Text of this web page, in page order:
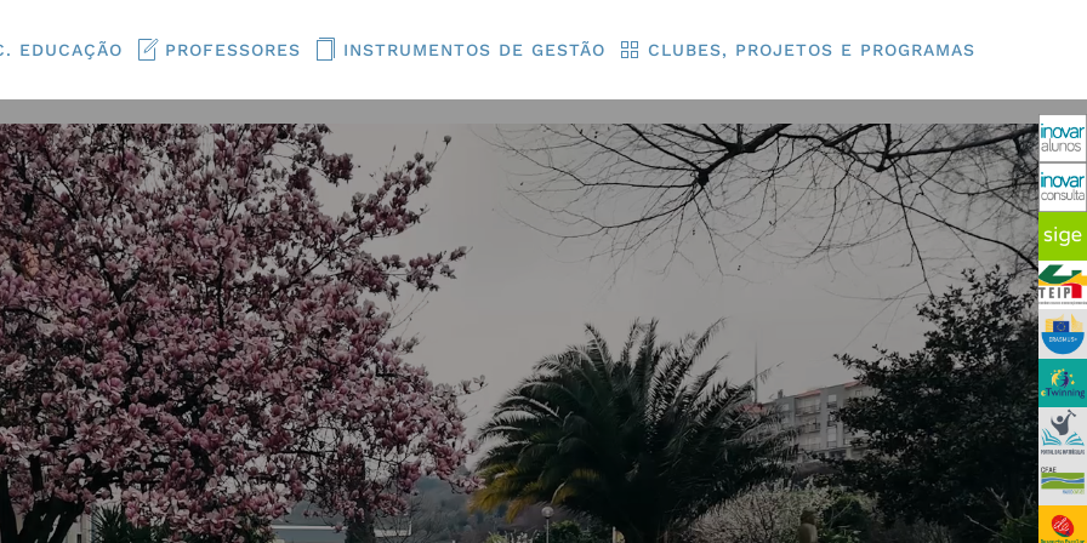
EDUCAÇÃO PROFESSORES INSTRUMENTOS DE GESTÃO CLUBES, PROJETOS E PROGRAMAS